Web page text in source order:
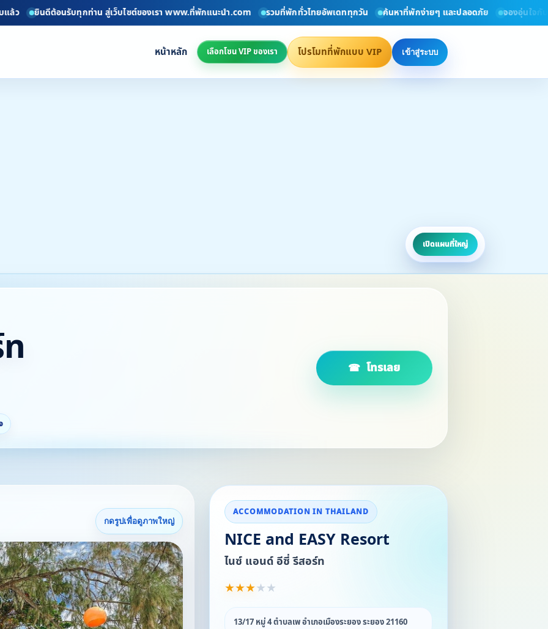
ยินดีต้อนรับทุกท่าน สู่เว็บไซต์ของเรา www.ที่พักแนะนำ.com รวมที่พักทั่วไทยอัพเดททุกวัน ค้นหาที่พักง่ายๆ และปลอดภัย จองอุ่นใจกับที่พัก
หน้าหลัก เลือกโซน VIP ของเรา โปรโมทที่พักแบบ VIP เข้าสู่ระบบ
เปิดแผนที่ใหญ่
โทรเลย
กดรูปเพื่อดูภาพใหญ่
ACCOMMODATION IN THAILAND
NICE and EASY Resort
ไนซ์ แอนด์ อีซี่ รีสอร์ท
★★★★★
13/17 หมู่ 4 ตำบลเพ อำเภอเมืองระยอง ระยอง 21160